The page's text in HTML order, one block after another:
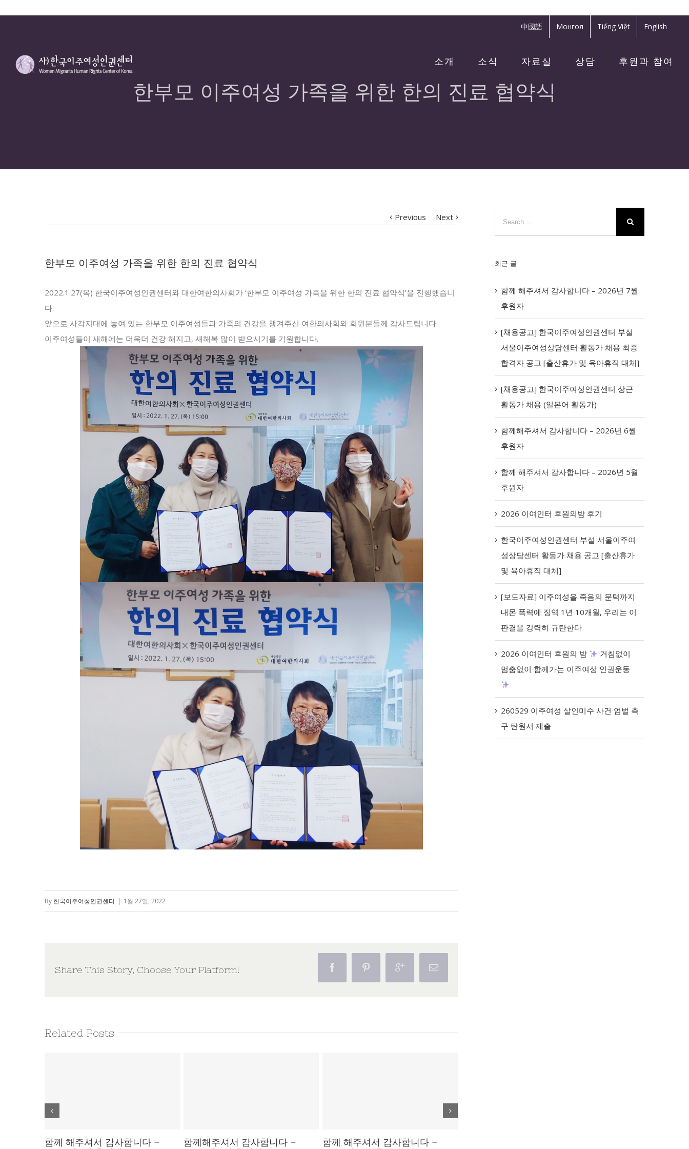
中國語 Монгол Tiếng Việt English
소개 소식 자료실 상담 후원과 참여
한부모 이주여성 가족을 위한 한의 진료 협약식
Previous Next
한부모 이주여성 가족을 위한 한의 진료 협약식
2022.1.27(목) 한국이주여성인권센터와 대한여한의사회가 ‘한부모 이주여성 가족을 위한 한의 진료 협약식’을 진행했습니
다.
앞으로 사각지대에 놓여 있는 한부모 이주여성들과 가족의 건강을 챙겨주신 여한의사회와 회원분들께 감사드립니다.
이주여성들이 새해에는 더욱더 건강 해지고, 새해복 많이 받으시기를 기원합니다.
By 한국이주여성인권센터 | 1월 27일, 2022
Share This Story, Choose Your Platform!
Related Posts
2026 이여인터 후원의밤 후기
260529 이주여성 살인미수 사건
함께 해주셔서 감사합니다 –
최근 글
함께 해주셔서 감사합니다 – 2026년 7월
후원자
[채용공고] 한국이주여성인권센터 부설
서울이주여성상담센터 활동가 채용 최종
합격자 공고 [출산휴가 및 육아휴직 대체]
[채용공고] 한국이주여성인권센터 상근
활동가 채용 (일본어 활동가)
함께해주셔서 감사합니다 – 2026년 6월
후원자
함께 해주셔서 감사합니다 – 2026년 5월
후원자
2026 이여인터 후원의밤 후기
한국이주여성인권센터 부설 서울이주여
성상담센터 활동가 채용 공고 [출산휴가
및 육아휴직 대체]
[보도자료] 이주여성을 죽음의 문턱까지
내몬 폭력에 징역 1년 10개월, 우리는 이
판결을 강력히 규탄한다
2026 이여인터 후원의 밤
거침없이
멈춤없이 함께가는 이주여성 인권운동
260529 이주여성 살인미수 사건 엄벌 촉
구 탄원서 제출